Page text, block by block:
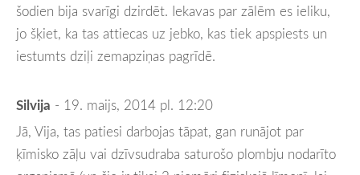
šodien bija svarīgi dzirdēt. Iekavas par zālēm es ieliku,
jo šķiet, ka tas attiecas uz jebko, kas tiek apspiests un
iestumts dziļi zemapziņas pagrīdē.
Silvija - 19. maijs, 2014 pl. 12:20
Jā, Vija, tas patiesi darbojas tāpat, gan runājot par
ķīmisko zāļu vai dzīvsudraba saturošo plombju nodarīto